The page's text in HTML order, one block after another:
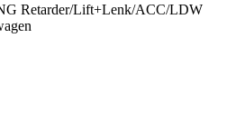
Retarder/Lift+Lenk/ACC/LDW